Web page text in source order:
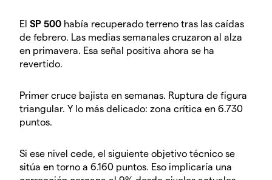
El SP 500 había recuperado terreno tras las caídas
de febrero. Las medias semanales cruzaron al alza
en primavera. Esa señal positiva ahora se ha
revertido.
Primer cruce bajista en semanas. Ruptura de figura
triangular. Y lo más delicado: zona crítica en 6.730
puntos.
Si ese nivel cede, el siguiente objetivo técnico se
sitúa en torno a 6.160 puntos. Eso implicaría una